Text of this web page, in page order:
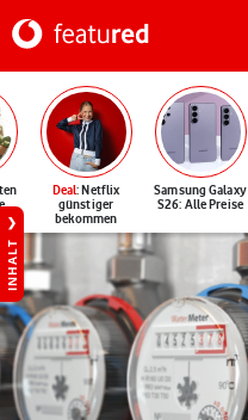
Deal: Netflix
günstiger
bekommen
Samsung Galaxy
S26: Alle Preise
INHALT